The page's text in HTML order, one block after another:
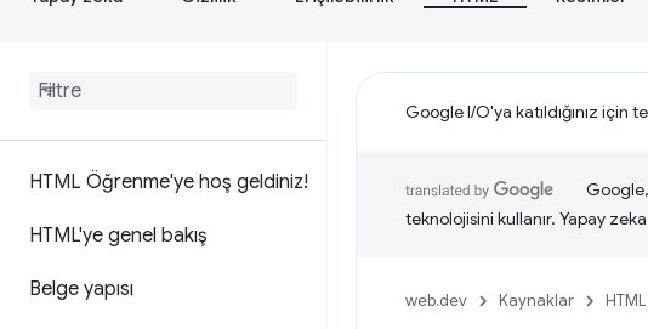
HTML Öğrenme'ye hoş geldiniz!
HTML'ye genel bakış
Belge yapısı
Google I/O'ya katıldığınız için
teknolojisini kullanır. Yapay
web.dev Kaynaklar HTML